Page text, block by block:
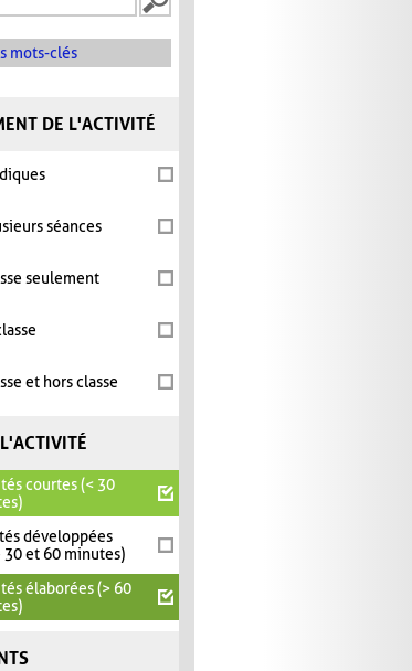
mots-clés
DE L'ACTIVITÉ
séances
seulement
et hors classe
courtes (< 30
développées
30 et 60 minutes)
élaborées (> 60